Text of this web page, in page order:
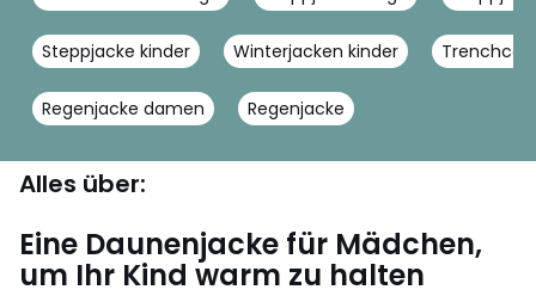
Steppjacke kinder Winterjacken kinder
Regenjacke damen Regenjacke
Alles über:
Eine Daunenjacke für Mädchen,
um Ihr Kind warm zu halten